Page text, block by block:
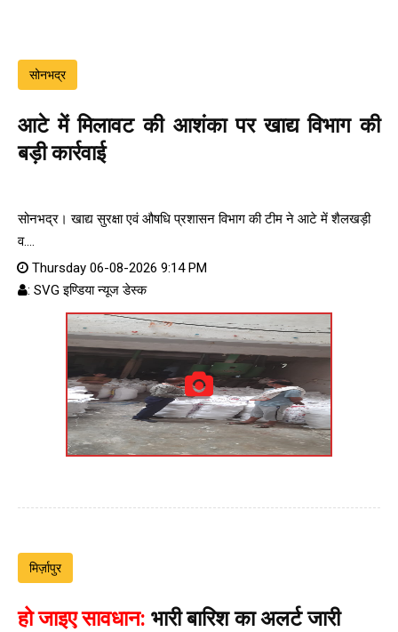
सोनभद्र
आटे में मिलावट की आशंका पर खाद्य विभाग की
बड़ी कार्रवाई
सोनभद्र। खाद्य सुरक्षा एवं औषधि प्रशासन विभाग की टीम ने आटे में शैलखड़ी
व....
Thursday 06-08-2026 9:14 PM
: SVG इण्डिया न्यूज डेस्क
मिर्ज़ापुर
हो जाइए सावधान: भारी बारिश का अलर्ट जारी